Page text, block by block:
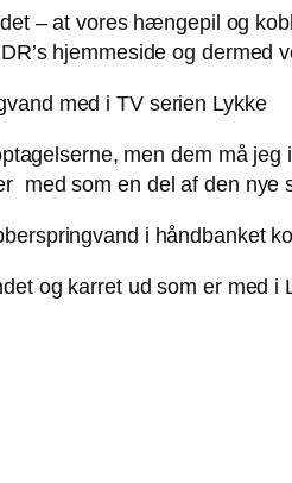
– at vores hængepil og
hjemmeside og dermed
men dem må
med som en del af den nye
og karret ud som er med